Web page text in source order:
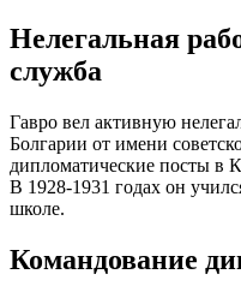
Нелегальная
служба
Гавро вел активную
Болгарии от имени
дипломатические посты в
В 1928-1931 годах он
школе.
Командование